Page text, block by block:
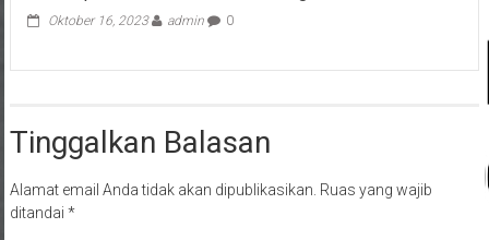
Oktober 16, 2023 admin 0
Tinggalkan Balasan
Alamat email Anda tidak akan dipublikasikan. Ruas yang wajib
ditandai *